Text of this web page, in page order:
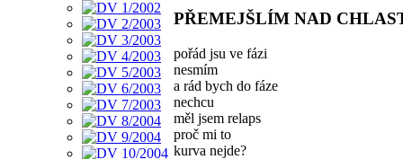
PŘEMEJŠLÍM NAD
pořád jsu ve fázi
nesmím
a rád bych do fáze
nechcu
měl jsem relaps
proč mi to
kurva nejde?